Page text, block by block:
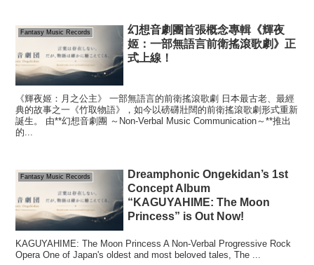
Fantasy Music Records
幻想音劇團首張概念專輯《輝夜
姬：一部無語言前衛搖滾歌劇》正
式上線！
《輝夜姬：月之公主》 一部無語言的前衛搖滾歌劇 日本最古老、最經
典的故事之一《竹取物語》，如今以磅礴壯闊的前衛搖滾歌劇形式重新
誕生。 由**幻想音劇團 ～Non-Verbal Music Communication～**推出
的...
Fantasy Music Records
Dreamphonic Ongekidan’s 1st
Concept Album
“KAGUYAHIME: The Moon
Princess” is Out Now!
KAGUYAHIME: The Moon Princess A Non-Verbal Progressive Rock
Opera One of Japan's oldest and most beloved tales, The ...